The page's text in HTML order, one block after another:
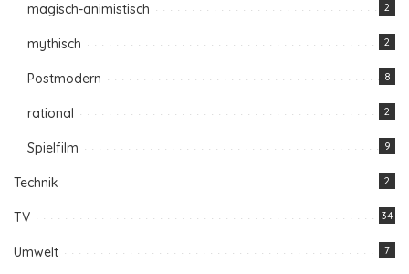
magisch-animistisch 2
mythisch 2
Postmodern 8
rational 2
Spielfilm 9
Technik 2
TV 34
Umwelt 7